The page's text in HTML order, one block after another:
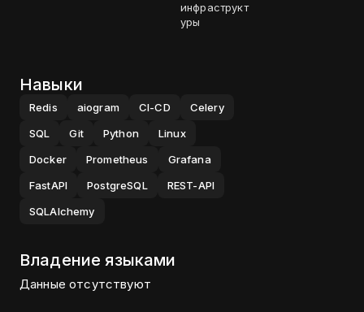
инфраструкт
уры
Навыки
Redis aiogram CI-CD
Celery
SQL
Git Python
Linux
Docker
Prometheus
Grafana
FastAPI
PostgreSQL
REST-API
SQLAlchemy
Владение языками
Данные отсутствуют